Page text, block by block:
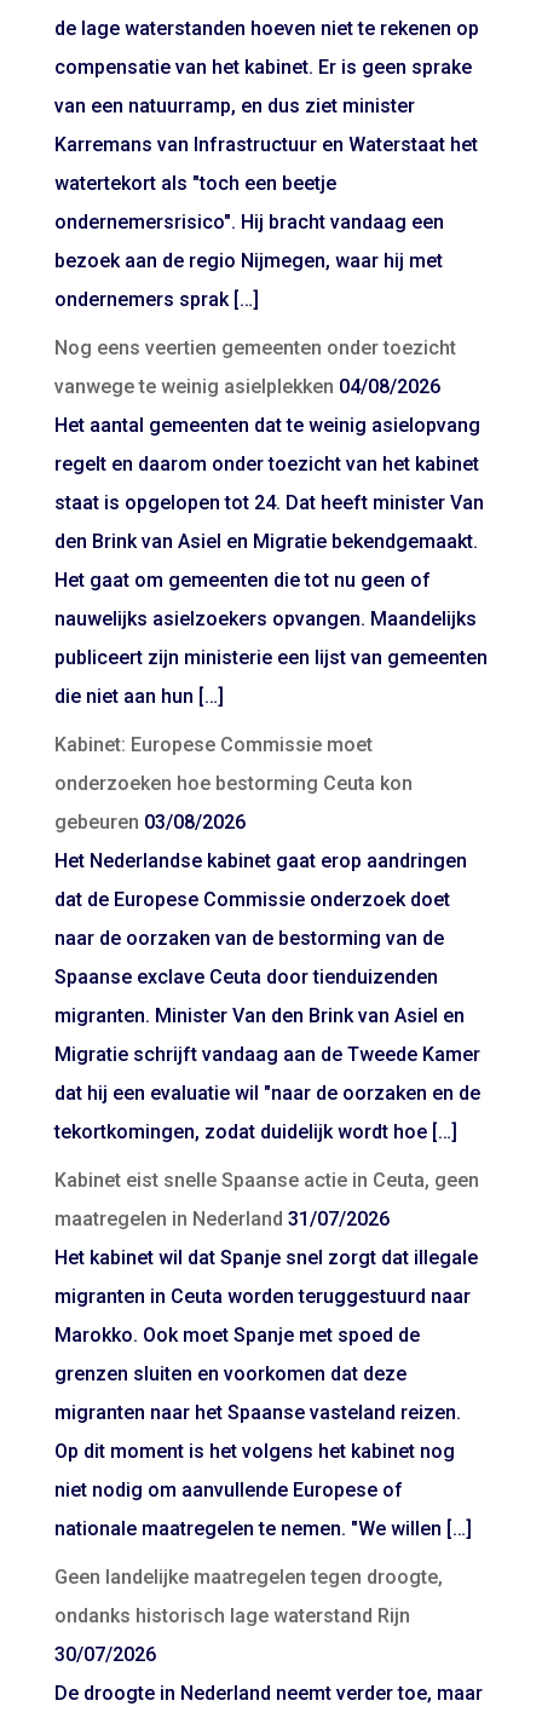
de lage waterstanden hoeven niet te rekenen op
compensatie van het kabinet. Er is geen sprake
van een natuurramp, en dus ziet minister
Karremans van Infrastructuur en Waterstaat het
watertekort als "toch een beetje
ondernemersrisico". Hij bracht vandaag een
bezoek aan de regio Nijmegen, waar hij met
ondernemers sprak […]
Nog eens veertien gemeenten onder toezicht
vanwege te weinig asielplekken 04/08/2026
Het aantal gemeenten dat te weinig asielopvang
regelt en daarom onder toezicht van het kabinet
staat is opgelopen tot 24. Dat heeft minister Van
den Brink van Asiel en Migratie bekendgemaakt.
Het gaat om gemeenten die tot nu geen of
nauwelijks asielzoekers opvangen. Maandelijks
publiceert zijn ministerie een lijst van gemeenten
die niet aan hun […]
Kabinet: Europese Commissie moet
onderzoeken hoe bestorming Ceuta kon
gebeuren 03/08/2026
Het Nederlandse kabinet gaat erop aandringen
dat de Europese Commissie onderzoek doet
naar de oorzaken van de bestorming van de
Spaanse exclave Ceuta door tienduizenden
migranten. Minister Van den Brink van Asiel en
Migratie schrijft vandaag aan de Tweede Kamer
dat hij een evaluatie wil "naar de oorzaken en de
tekortkomingen, zodat duidelijk wordt hoe […]
Kabinet eist snelle Spaanse actie in Ceuta, geen
maatregelen in Nederland 31/07/2026
Het kabinet wil dat Spanje snel zorgt dat illegale
migranten in Ceuta worden teruggestuurd naar
Marokko. Ook moet Spanje met spoed de
grenzen sluiten en voorkomen dat deze
migranten naar het Spaanse vasteland reizen.
Op dit moment is het volgens het kabinet nog
niet nodig om aanvullende Europese of
nationale maatregelen te nemen. "We willen […]
Geen landelijke maatregelen tegen droogte,
ondanks historisch lage waterstand Rijn
30/07/2026
De droogte in Nederland neemt verder toe, maar